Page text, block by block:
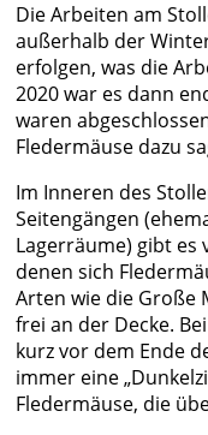
Die Arbeiten am
außerhalb der
erfolgen, was die
2020 war es dann
waren
Fledermäuse dazu
Im Inneren des
Seitengängen
Lagerräume) gibt es
denen sich
Arten wie die Große
frei an der Decke.
kurz vor dem Ende
immer eine
Fledermäuse, die